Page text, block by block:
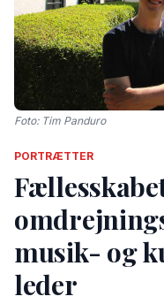
Foto: Tim Panduro
PORTRÆTTER
musik- og
leder